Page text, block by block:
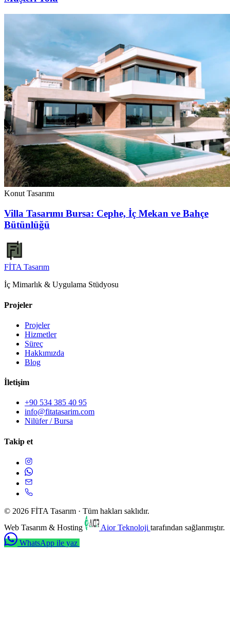
Konut Tasarımı
Villa Tasarımı Bursa: Cephe, İç Mekan ve Bahçe
Bütünlüğü
FİTA Tasarım
İç Mimarlık & Uygulama Stüdyosu
Projeler
Projeler
Hizmetler
Süreç
Hakkımızda
Blog
İletişim
+90 534 385 40 95
info@fitatasarim.com
Nilüfer / Bursa
Takip et
© 2026 FİTA Tasarım · Tüm hakları saklıdır.
Web Tasarım & Hosting
Aior Teknoloji tarafından sağlanmıştır.
WhatsApp ile yaz